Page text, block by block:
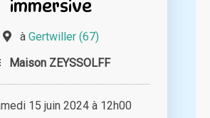
immersive
à Gertwiller (67)
Maison ZEYSSOLFF
15 juin 2024 à 12h00